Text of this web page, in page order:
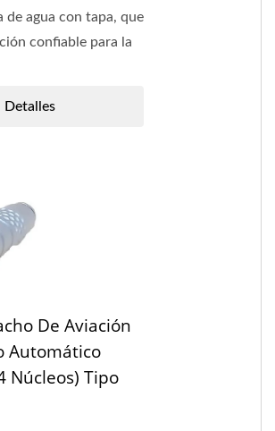
de agua con tapa, que
confiable para la
Detalles
De Aviación
Automático
Núcleos) Tipo